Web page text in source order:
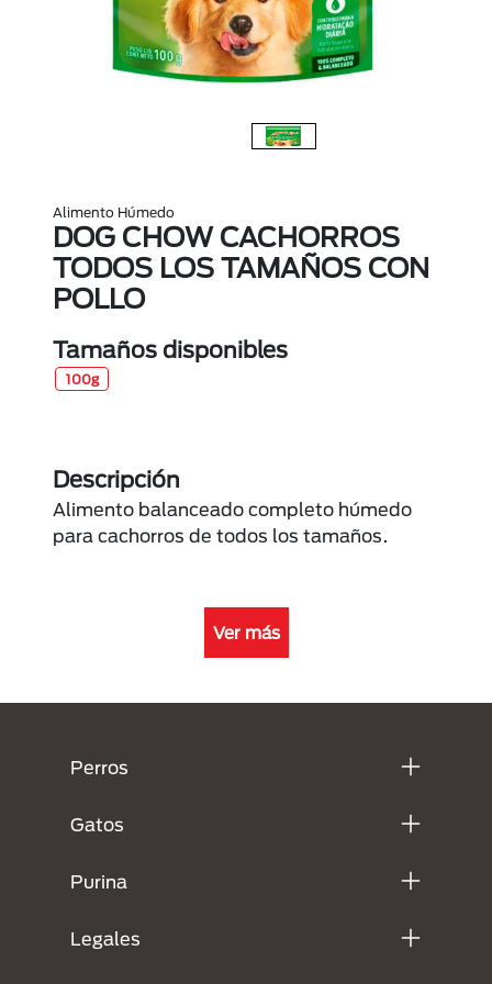
Alimento Húmedo
DOG CHOW CACHORROS
TODOS LOS TAMAÑOS CON
POLLO
Tamaños disponibles
100g
Descripción
Alimento balanceado completo húmedo
para cachorros de todos los tamaños.
Ver más
Perros
Gatos
Purina
Legales